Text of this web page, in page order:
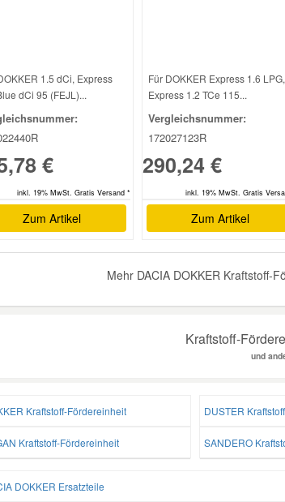
1.5 dCi, Express
dCi 95 (FEJL)...
€
inkl. 19% MwSt. Gratis Versand *
Zum Artikel
Für DOKKER Express 1.6 LPG,
Express 1.2 TCe 115...
Vergleichsnummer:
172027123R
290,24 €
inkl. 19% MwSt. Gratis
Zum Artikel
Mehr DACIA DOKKER Kraftstoff-
Kraftstoff-
und
Kraftstoff-Fördereinheit DUSTER
Kraftstoff-Fördereinheit SANDERO
DOKKER Ersatzteile